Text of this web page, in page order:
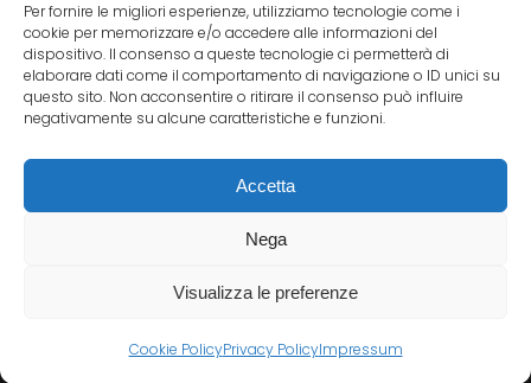
Per fornire le migliori esperienze, utilizziamo tecnologie come i
cookie per memorizzare e/o accedere alle informazioni del
dispositivo. Il consenso a queste tecnologie ci permetterà di
elaborare dati come il comportamento di navigazione o ID unici su
questo sito. Non acconsentire o ritirare il consenso può influire
negativamente su alcune caratteristiche e funzioni.
Accetta
Nega
Visualizza le preferenze
Cookie PolicyPrivacy PolicyImpressum
SEGUICI SUI NOSTRI SOCIAL
COPYRIGHT 2018-2025 PALLENIUM TOURISM
SRL
AGENZIA VIAGGI E TOUR OPERATOR – P.IVA: